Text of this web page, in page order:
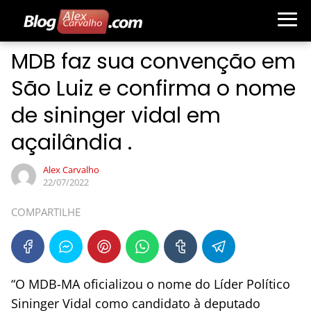
MDB faz sua convenção em
São Luiz e confirma o nome
de sininger vidal em
açailândia .
Alex Carvalho
22/07/2022
COMPARTILHE
“O MDB-MA oficializou o nome do Líder Político
Sininger Vidal como candidato à deputado